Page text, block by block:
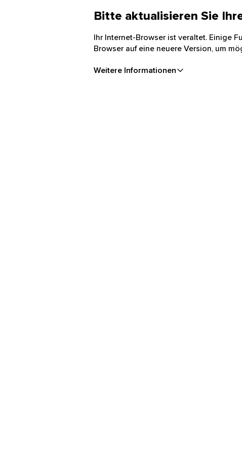
Bitte aktualisieren Sie
Ihr Internet-Browser ist veraltet. Einige
Browser auf eine neuere Version, um
Weitere Informationen